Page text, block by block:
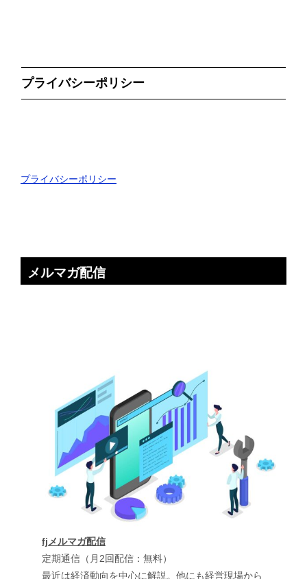
プライバシーポリシー
プライバシーポリシー
メルマガ配信
fjメルマガ配信
定期通信（月2回配信：無料）
最近は経済動向を中心に解説。他にも経営現場から